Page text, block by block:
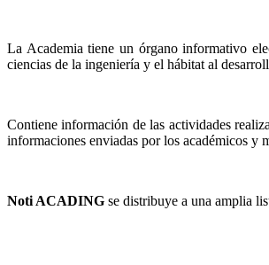
La Academia tiene un órgano informativo
ciencias de la ingeniería y el hábitat al
Contiene información de las actividades
informaciones enviadas por los académicos y
Noti ACADING se distribuye a una amplia